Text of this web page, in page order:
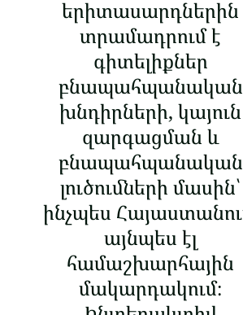
երիտասարդներին
տրամադրում է
գիտելիքներ
բնապահպանական
խնդիրների, կայուն
զարգացման և
բնապահպանական
լուծումների մասին՝
ինչպես
այնպես էլ
համաշխարհային
մակարդակում։